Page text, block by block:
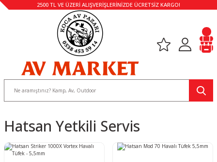
2500 TL VE ÜZERİ ALIŞVERİŞLERİNİZDE ÜCRETSİZ KARGO!
Hatsan Yetkili Servis